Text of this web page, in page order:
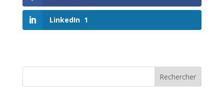
LinkedIn 1
Rechercher